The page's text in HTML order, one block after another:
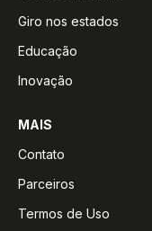
Giro nos estados
Educação
Inovação
MAIS
Contato
Parceiros
Termos de Uso